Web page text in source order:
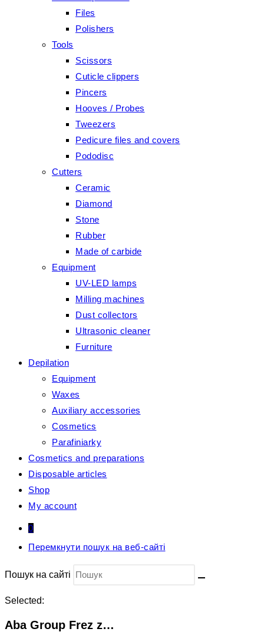
Files
Polishers
Tools
Scissors
Cuticle clippers
Pincers
Hooves / Probes
Tweezers
Pedicure files and covers
Pododisc
Cutters
Ceramic
Diamond
Stone
Rubber
Made of carbide
Equipment
UV-LED lamps
Milling machines
Dust collectors
Ultrasonic cleaner
Furniture
Depilation
Equipment
Waxes
Auxiliary accessories
Cosmetics
Parafiniarky
Cosmetics and preparations
Disposable articles
Shop
My account
0
Перемкнути пошук на веб-сайті
Пошук на сайті
Selected:
Aba Group Frez z…